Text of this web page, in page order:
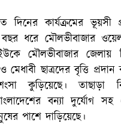
দিনের কার্যক্রমের ভূয়সী
ধরে মৌলভীবাজার
মৌলভীবাজার জেলায়
মেধাবী ছাত্রদের বৃত্তি
কুড়িয়েছে। তাছাড়া
বন্যা দুর্যোগ
পাশে দাড়িয়েছে।